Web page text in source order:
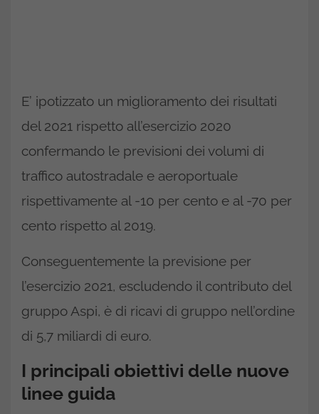
E’ ipotizzato un miglioramento dei risultati
del 2021 rispetto all’esercizio 2020
confermando le previsioni dei volumi di
traffico autostradale e aeroportuale
rispettivamente al -10 per cento e al -70 per
cento rispetto al 2019.
Conseguentemente la previsione per
l’esercizio 2021, escludendo il contributo del
gruppo Aspi, è di ricavi di gruppo nell’ordine
di 5,7 miliardi di euro.
I principali obiettivi delle nuove
linee guida